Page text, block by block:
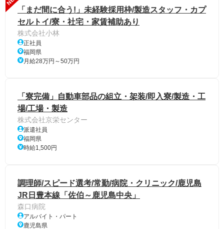
「まだ間に合う!」未経験採用枠/製造スタッフ・カプ
セルトイ/寮・社宅・家賃補助あり
株式会社小林
正社員
福岡県
月給28万円～50万円
「寮完備」自動車部品の組立・架装/即入寮/製造・工
場/工場・製造
株式会社京栄センター
派遣社員
福岡県
時給1,500円
調理師/スピード選考/常勤/病院・クリニック/鹿児島
JR日豊本線「佐伯～鹿児島中央」
森口病院
アルバイト・パート
鹿児島県